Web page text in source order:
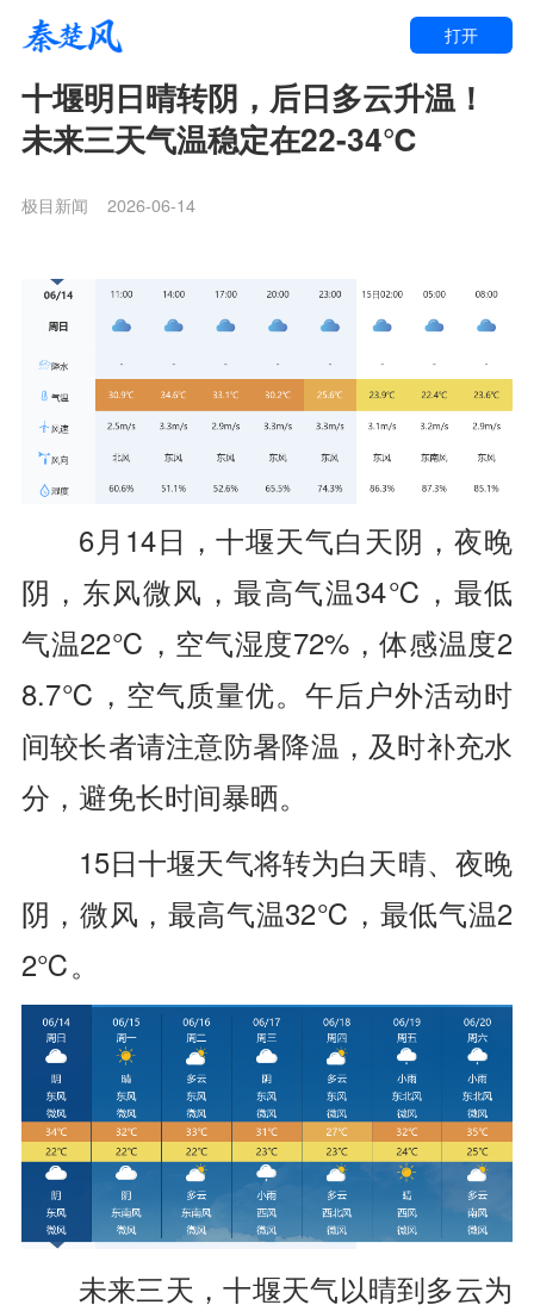
打开
十堰明日晴转阴，后日多云升温！
未来三天气温稳定在22-34℃
极目新闻 2026-06-14
6月14日，十堰天气白天阴，夜晚
阴，东风微风，最高气温34℃，最低
气温22℃，空气湿度72%，体感温度2
8.7℃，空气质量优。午后户外活动时
间较长者请注意防暑降温，及时补充水
分，避免长时间暴晒。
15日十堰天气将转为白天晴、夜晚
阴，微风，最高气温32℃，最低气温2
2℃。
未来三天，十堰天气以晴到多云为